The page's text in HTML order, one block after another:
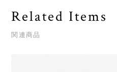
Related Items
関連商品